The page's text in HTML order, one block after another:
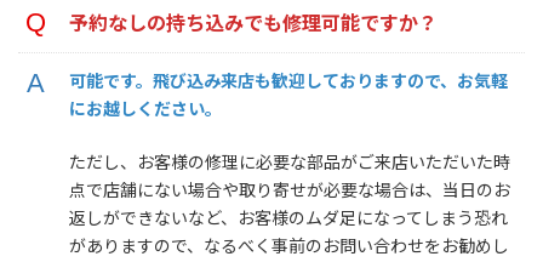
予約なしの持ち込みでも修理可能ですか？
可能です。飛び込み来店も歓迎しておりますので、お気軽
にお越しください。
ただし、お客様の修理に必要な部品がご来店いただいた時
点で店舗にない場合や取り寄せが必要な場合は、当日のお
返しができないなど、お客様のムダ足になってしまう恐れ
がありますので、なるべく事前のお問い合わせをお勧めし